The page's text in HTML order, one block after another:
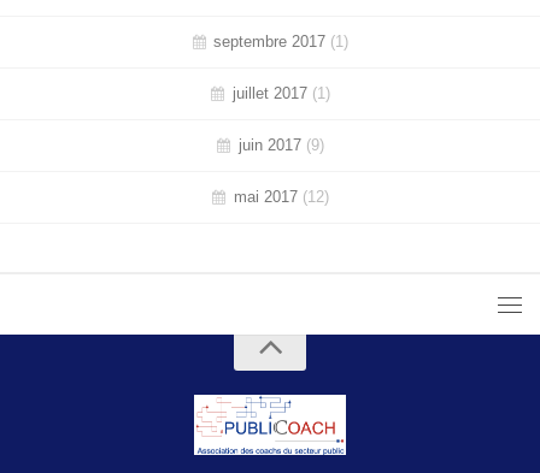
septembre 2017 (1)
juillet 2017(1)
juin 2017(9)
mai 2017(12)